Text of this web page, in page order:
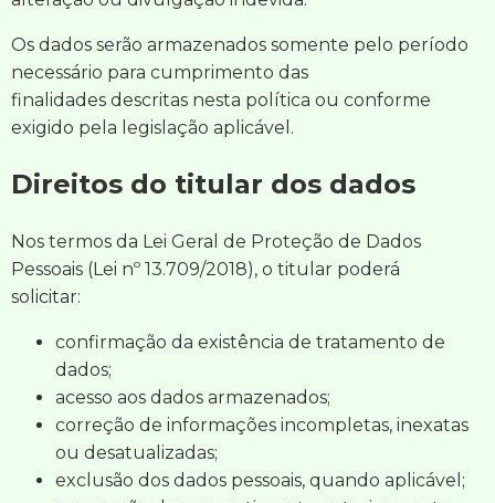
Os dados serão armazenados somente pelo período
necessário para cumprimento das
finalidades descritas nesta política ou conforme
exigido pela legislação aplicável.
Direitos do titular dos dados
Nos termos da Lei Geral de Proteção de Dados
Pessoais (Lei nº 13.709/2018), o titular poderá
solicitar:
confirmação da existência de tratamento de
dados;
acesso aos dados armazenados;
correção de informações incompletas, inexatas
ou desatualizadas;
exclusão dos dados pessoais, quando aplicável;